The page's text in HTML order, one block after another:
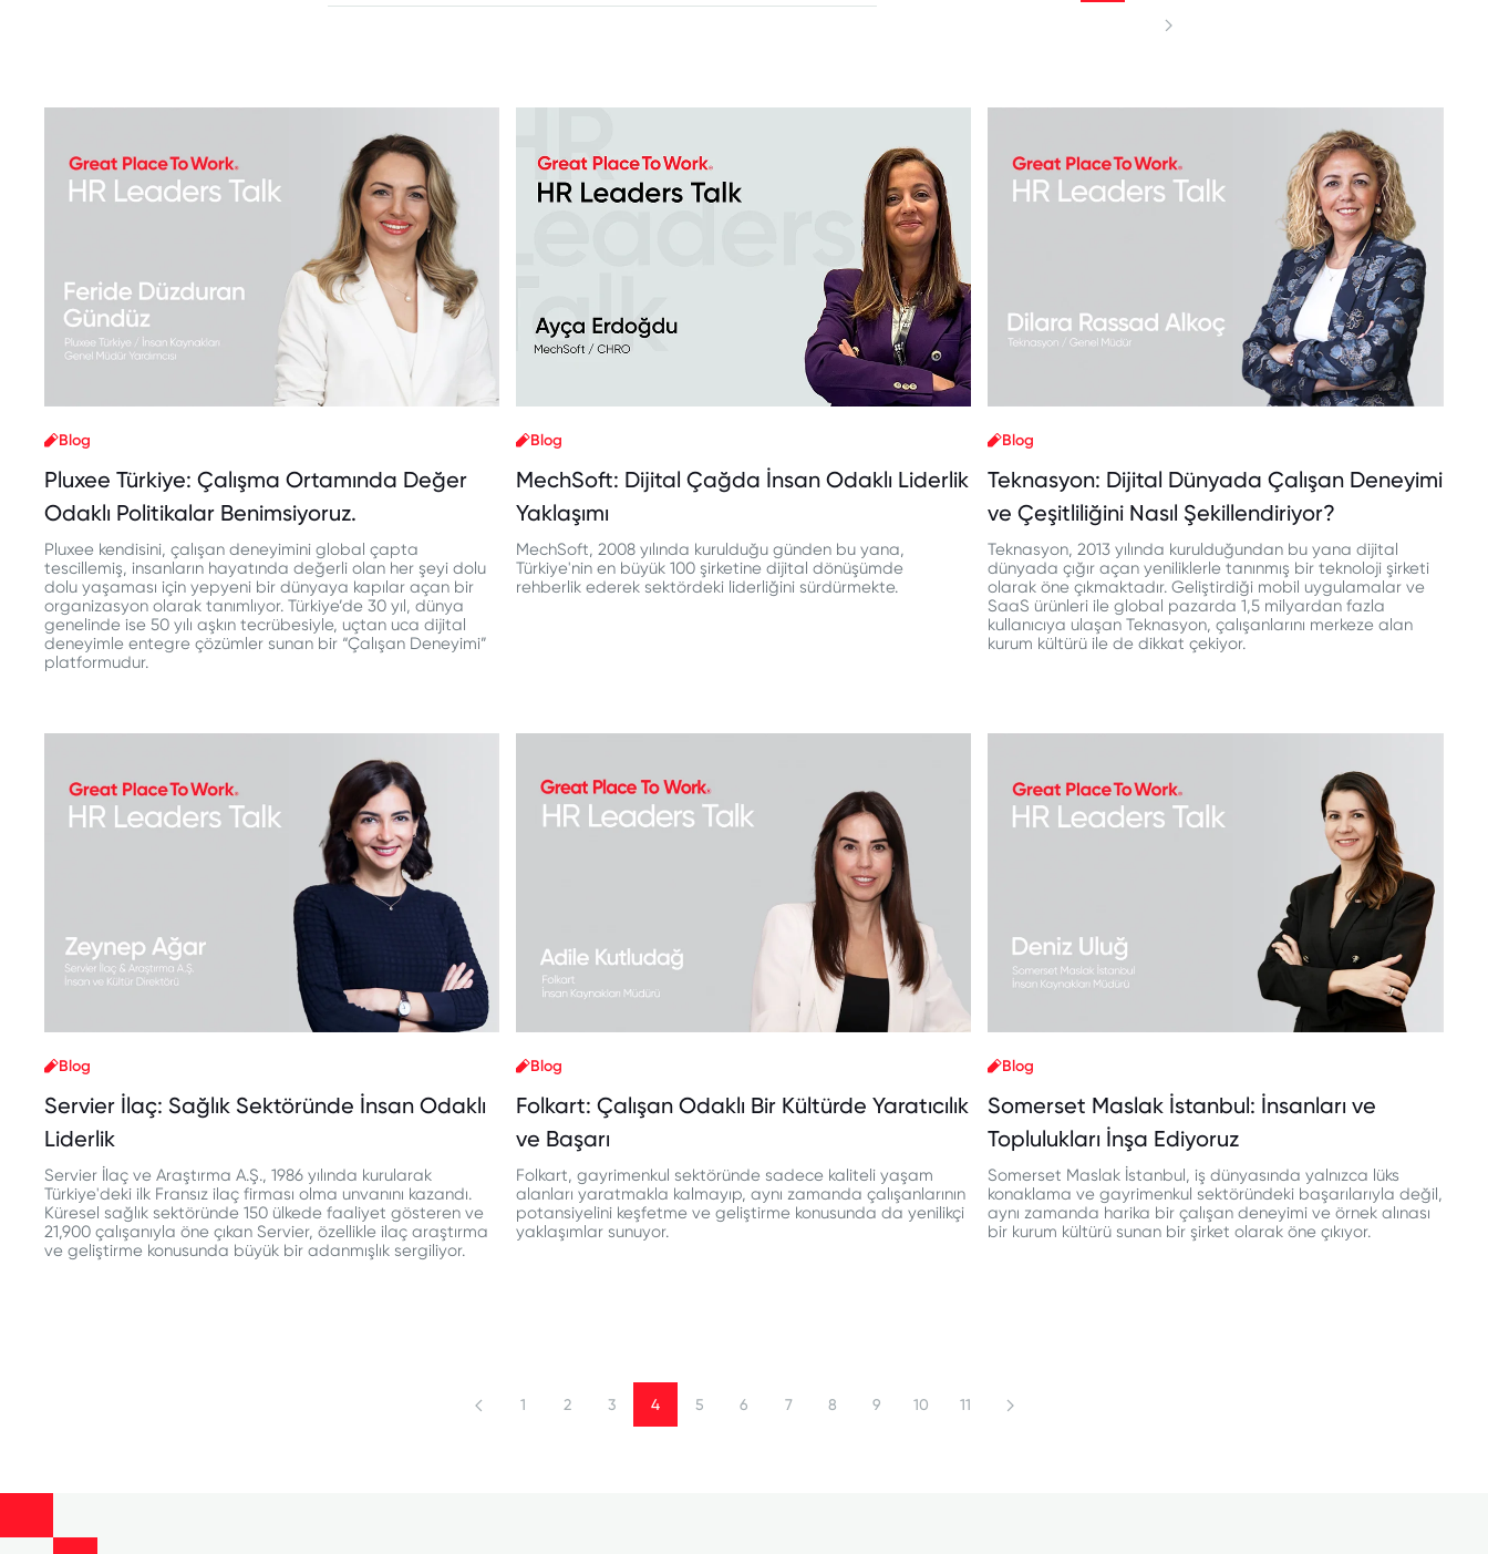
Blog
Pluxee Türkiye: Çalışma Ortamında Değer
Odaklı Politikalar Benimsiyoruz.
Pluxee kendisini, çalışan deneyimini global çapta
tescillemiş, insanların hayatında değerli olan her şeyi dolu
dolu yaşaması için yepyeni bir dünyaya kapılar açan bir
organizasyon olarak tanımlıyor. Türkiye’de 30 yıl, dünya
genelinde ise 50 yılı aşkın tecrübesiyle, uçtan uca dijital
deneyimle entegre çözümler sunan bir “Çalışan Deneyimi”
platformudur.
Blog
MechSoft: Dijital Çağda İnsan Odaklı Liderlik
Yaklaşımı
MechSoft, 2008 yılında kurulduğu günden bu yana,
Türkiye'nin en büyük 100 şirketine dijital dönüşümde
rehberlik ederek sektördeki liderliğini sürdürmekte.
Blog
Teknasyon: Dijital Dünyada Çalışan Deneyimi
ve Çeşitliliğini Nasıl Şekillendiriyor?
Teknasyon, 2013 yılında kurulduğundan bu yana dijital
dünyada çığır açan yeniliklerle tanınmış bir teknoloji şirketi
olarak öne çıkmaktadır. Geliştirdiği mobil uygulamalar ve
SaaS ürünleri ile global pazarda 1,5 milyardan fazla
kullanıcıya ulaşan Teknasyon, çalışanlarını merkeze alan
kurum kültürü ile de dikkat çekiyor.
Blog
Servier İlaç: Sağlık Sektöründe İnsan Odaklı
Liderlik
Servier İlaç ve Araştırma A.Ş., 1986 yılında kurularak
Türkiye'deki ilk Fransız ilaç firması olma unvanını kazandı.
Küresel sağlık sektöründe 150 ülkede faaliyet gösteren ve
21,900 çalışanıyla öne çıkan Servier, özellikle ilaç araştırma
ve geliştirme konusunda büyük bir adanmışlık sergiliyor.
Blog
Folkart: Çalışan Odaklı Bir Kültürde Yaratıcılık
ve Başarı
Folkart, gayrimenkul sektöründe sadece kaliteli yaşam
alanları yaratmakla kalmayıp, aynı zamanda çalışanlarının
potansiyelini keşfetme ve geliştirme konusunda da yenilikçi
yaklaşımlar sunuyor.
Blog
Somerset Maslak İstanbul: İnsanları ve
Toplulukları İnşa Ediyoruz
Somerset Maslak İstanbul, iş dünyasında yalnızca lüks
konaklama ve gayrimenkul sektöründeki başarılarıyla değil,
aynı zamanda harika bir çalışan deneyimi ve örnek alınası
bir kurum kültürü sunan bir şirket olarak öne çıkıyor.
1 2 3 4 5 6 7 8 9 10 11